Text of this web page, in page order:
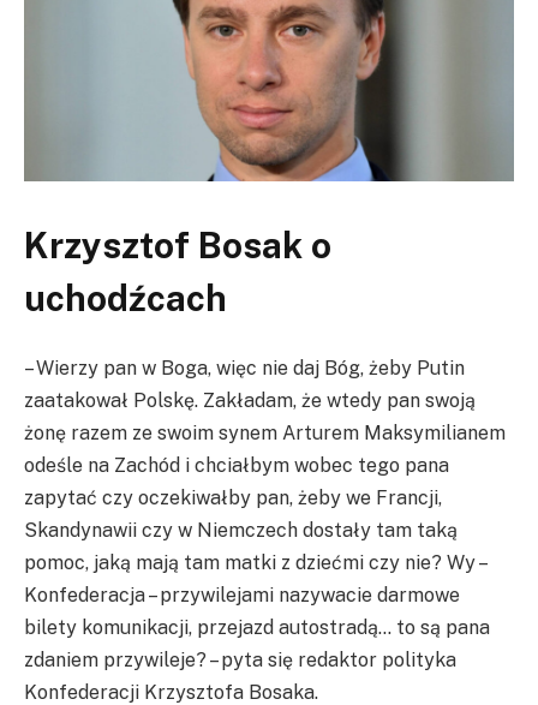
Krzysztof Bosak o
uchodźcach
– Wierzy pan w Boga, więc nie daj Bóg, żeby Putin
zaatakował Polskę. Zakładam, że wtedy pan swoją
żonę razem ze swoim synem Arturem Maksymilianem
odeśle na Zachód i chciałbym wobec tego pana
zapytać czy oczekiwałby pan, żeby we Francji,
Skandynawii czy w Niemczech dostały tam taką
pomoc, jaką mają tam matki z dziećmi czy nie? Wy –
Konfederacja – przywilejami nazywacie darmowe
bilety komunikacji, przejazd autostradą… to są pana
zdaniem przywileje? – pyta się redaktor polityka
Konfederacji Krzysztofa Bosaka.